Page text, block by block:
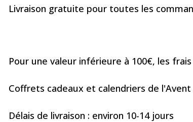
Livraison gratuite pour toutes les
Pour une valeur inférieure à 100€, les
Coffrets cadeaux et calendriers de
Délais de livraison : environ 10-14 jours